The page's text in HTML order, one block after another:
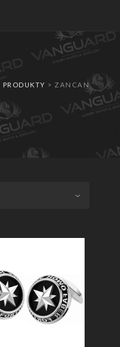
PRODUKTY >ZANCAN